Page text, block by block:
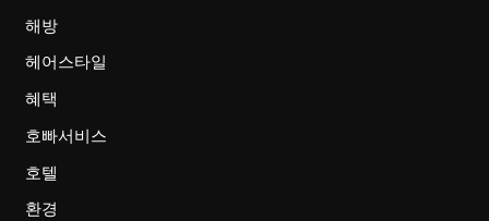
해방
헤어스타일
혜택
호빠서비스
호텔
환경